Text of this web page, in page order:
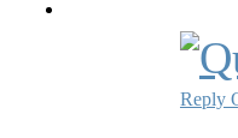
Reply